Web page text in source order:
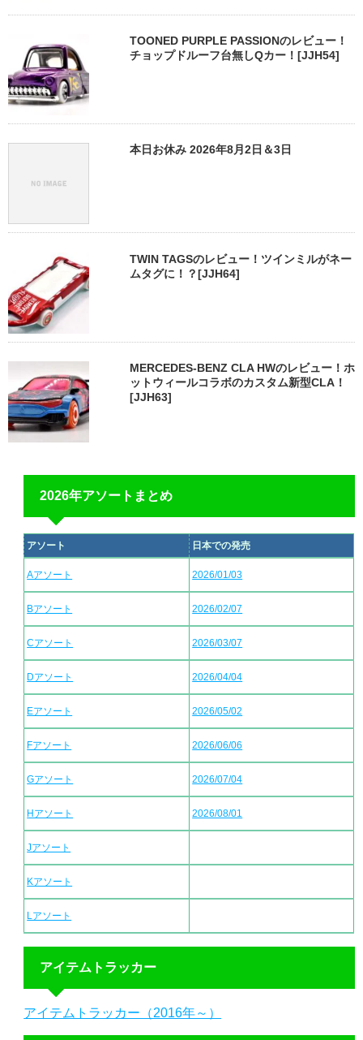
TOONED PURPLE PASSIONのレビュー！
チョップドルーフ台無しQカー！[JJH54]
本日お休み 2026年8月2日＆3日
TWIN TAGSのレビュー！ツインミルがネー
ムタグに！？[JJH64]
MERCEDES-BENZ CLA HWのレビュー！ホ
ットウィールコラボのカスタム新型CLA！
[JJH63]
2026年アソートまとめ
アソート 日本での発売
Aアソート 2026/01/03
Bアソート 2026/02/07
Cアソート 2026/03/07
Dアソート 2026/04/04
Eアソート 2026/05/02
Fアソート 2026/06/06
Gアソート 2026/07/04
Hアソート 2026/08/01
Jアソート
Kアソート
Lアソート
アイテムトラッカー
アイテムトラッカー（2016年～）